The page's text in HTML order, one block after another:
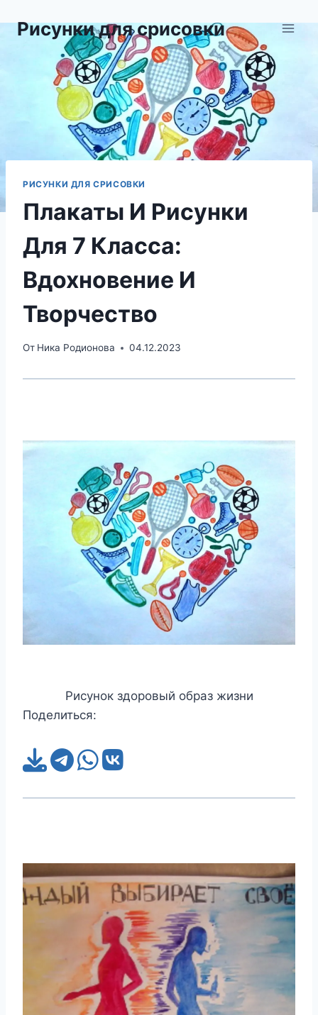
содержимому
Рисунки для срисовки
РИСУНКИ ДЛЯ СРИСОВКИ
Плакаты И Рисунки
Для 7 Класса:
Вдохновение И
Творчество
От Ника Родионова 04.12.2023
Рисунок здоровый образ жизни
Поделиться: